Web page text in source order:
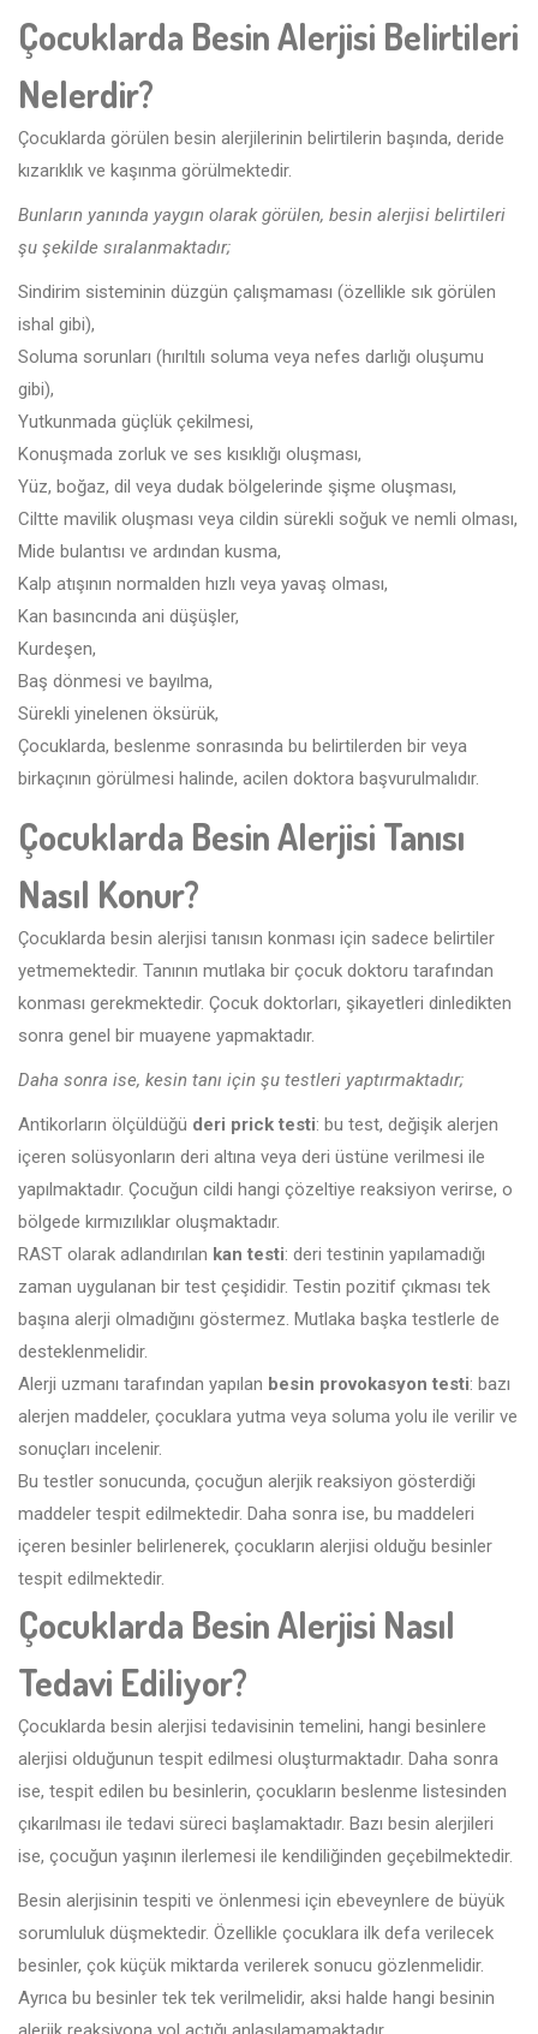
Çocuklarda Besin Alerjisi Belirtileri
Nelerdir?
Çocuklarda görülen besin alerjilerinin belirtilerin başında, deride
kızarıklık ve kaşınma görülmektedir.
Bunların yanında yaygın olarak görülen, besin alerjisi belirtileri
şu şekilde sıralanmaktadır;
Sindirim sisteminin düzgün çalışmaması (özellikle sık görülen
ishal gibi),
Soluma sorunları (hırıltılı soluma veya nefes darlığı oluşumu
gibi),
Yutkunmada güçlük çekilmesi,
Konuşmada zorluk ve ses kısıklığı oluşması,
Yüz, boğaz, dil veya dudak bölgelerinde şişme oluşması,
Ciltte mavilik oluşması veya cildin sürekli soğuk ve nemli olması,
Mide bulantısı ve ardından kusma,
Kalp atışının normalden hızlı veya yavaş olması,
Kan basıncında ani düşüşler,
Kurdeşen,
Baş dönmesi ve bayılma,
Sürekli yinelenen öksürük,
Çocuklarda, beslenme sonrasında bu belirtilerden bir veya
birkaçının görülmesi halinde, acilen doktora başvurulmalıdır.
Çocuklarda Besin Alerjisi Tanısı
Nasıl Konur?
Çocuklarda besin alerjisi tanısın konması için sadece belirtiler
yetmemektedir. Tanının mutlaka bir çocuk doktoru tarafından
konması gerekmektedir. Çocuk doktorları, şikayetleri dinledikten
sonra genel bir muayene yapmaktadır.
Daha sonra ise, kesin tanı için şu testleri yaptırmaktadır;
Antikorların ölçüldüğü deri prick testi: bu test, değişik alerjen
içeren solüsyonların deri altına veya deri üstüne verilmesi ile
yapılmaktadır. Çocuğun cildi hangi çözeltiye reaksiyon verirse, o
bölgede kırmızılıklar oluşmaktadır.
RAST olarak adlandırılan kan testi: deri testinin yapılamadığı
zaman uygulanan bir test çeşididir. Testin pozitif çıkması tek
başına alerji olmadığını göstermez. Mutlaka başka testlerle de
desteklenmelidir.
Alerji uzmanı tarafından yapılan besin provokasyon testi: bazı
alerjen maddeler, çocuklara yutma veya soluma yolu ile verilir ve
sonuçları incelenir.
Bu testler sonucunda, çocuğun alerjik reaksiyon gösterdiği
maddeler tespit edilmektedir. Daha sonra ise, bu maddeleri
içeren besinler belirlenerek, çocukların alerjisi olduğu besinler
tespit edilmektedir.
Çocuklarda Besin Alerjisi Nasıl
Tedavi Ediliyor?
Çocuklarda besin alerjisi tedavisinin temelini, hangi besinlere
alerjisi olduğunun tespit edilmesi oluşturmaktadır. Daha sonra
ise, tespit edilen bu besinlerin, çocukların beslenme listesinden
çıkarılması ile tedavi süreci başlamaktadır. Bazı besin alerjileri
ise, çocuğun yaşının ilerlemesi ile kendiliğinden geçebilmektedir.
Besin alerjisinin tespiti ve önlenmesi için ebeveynlere de büyük
sorumluluk düşmektedir. Özellikle çocuklara ilk defa verilecek
besinler, çok küçük miktarda verilerek sonucu gözlenmelidir.
Ayrıca bu besinler tek tek verilmelidir, aksi halde hangi besinin